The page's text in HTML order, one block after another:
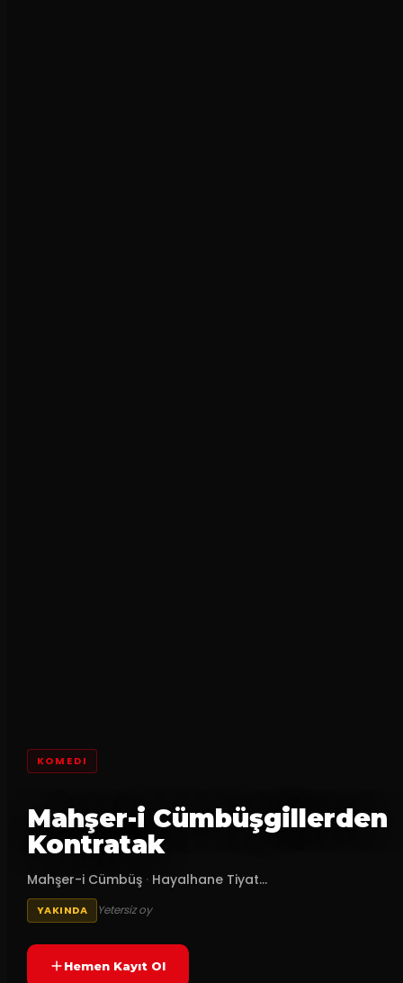
KOMEDI
Mahşer-i Cümbüşgillerden
Kontratak
Mahşer-i Cümbüş · Hayalhane Tiyat...
YAKINDA Yetersiz oy
Hemen Kayıt Ol